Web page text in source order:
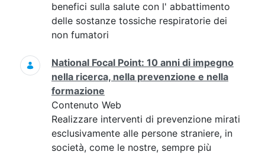
benefici sulla salute con l' abbattimento
delle sostanze tossiche respiratorie dei
non fumatori
National Focal Point: 10 anni di impegno
nella ricerca, nella prevenzione e nella
formazione
Contenuto Web
Realizzare interventi di prevenzione mirati
esclusivamente alle persone straniere, in
società, come le nostre, sempre più